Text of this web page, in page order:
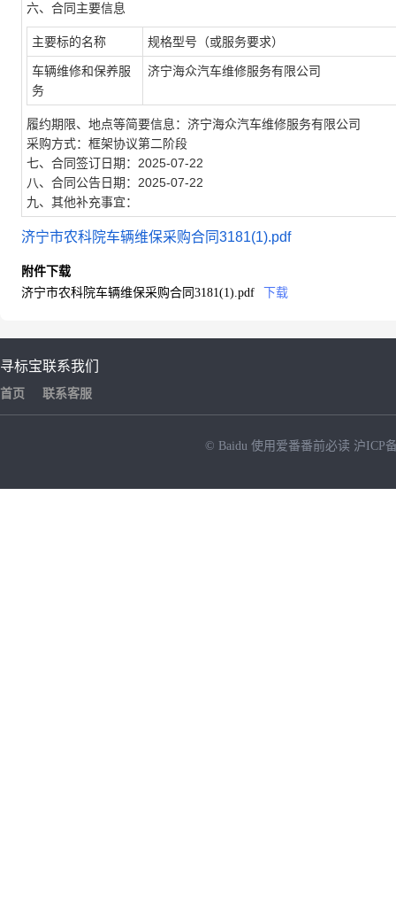
六、合同主要信息
主要标的名称 规格型号（或服务要求）
车辆维修和保养服
务
济宁海众汽车维修服务有限公司
履约期限、地点等简要信息：济宁海众汽车维修服务有限公司
采购方式：框架协议第二阶段
七、合同签订日期：2025-07-22
八、合同公告日期：2025-07-22
九、其他补充事宜：
济宁市农科院车辆维保采购合同3181(1).pdf
附件下载
济宁市农科院车辆维保采购合同3181(1).pdf
下载
寻标宝
首页
联系我们
联系客服
© Baidu 使用爱番番前必读 沪ICP